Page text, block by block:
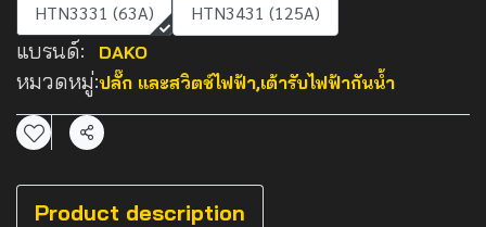
HTN3331 (63A) HTN3431 (125A)
แบรนด์: DAKO
หมวดหมู่:ปลั๊ก และสวิตช์ไฟฟ้า,เต้ารับไฟฟ้ากันน้ำ
แชร์
Product description